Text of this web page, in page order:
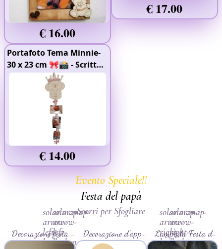
€ 16.00
€ 17.00
Portafoto Tema Minnie-
30 x 23 cm 🎀📸 - Scritta
in Rilievo
- Colorato
Legno 4mm
€ 14.00
Evento Speciale!!
Festa del papà
solar:map-
arrow-
left-
broken
solar:map-
arrow-
left-
broken
Scorri per Sfogliare
solar:map-
arrow-
right-
broken
solar:map-
arrow-
right-
broken
Decorazione festa del papà con stampa Decorazione d'appoggio festa del papà Lampada Festa del Papà